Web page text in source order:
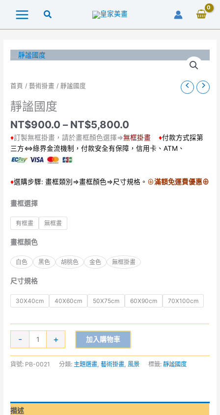
首頁 /藝術掛畫 / 靜謐國度
靜謐國度
NT$900.0 – NT$5,800.0
到
NT$5,800.0
♦訂製無框掛畫，請於畫框顏色選擇⇒無框掛畫 ♦付款方式採第
三方⇔綠界金流機制，付款安全有保障，信用卡、ATM、
♦選購步驟: 畫框類別⇒畫框顏色⇒尺寸規格。 ⊕滿額免運費優惠⊕
畫框選擇
有框畫 無框畫
畫框顏色
白色 黑色 胡桃色 金色 無框掛畫
尺寸規格
30X40cm 40X60cm 50X75cm 60X90cm 70X100cm
-
靜
國
數
量
+ 加入購物車
貨號: PB-0021 分類: 主題選畫,藝術掛畫,風景 標籤:靜謐國度
描述